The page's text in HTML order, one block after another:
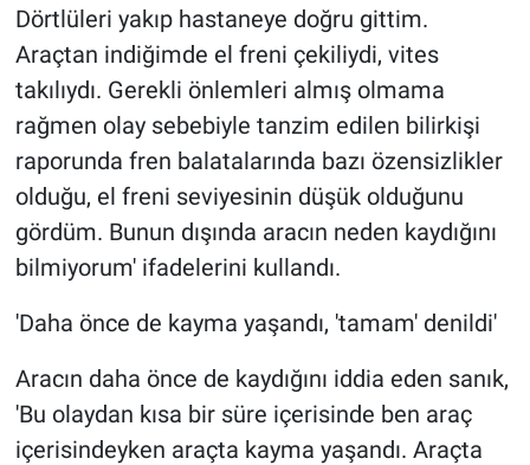
Dörtlüleri yakıp hastaneye doğru gittim.
Araçtan indiğimde el freni çekiliydi, vites
takılıydı. Gerekli önlemleri almış olmama
rağmen olay sebebiyle tanzim edilen bilirkişi
raporunda fren balatalarında bazı özensizlikler
olduğu, el freni seviyesinin düşük olduğunu
gördüm. Bunun dışında aracın neden kaydığını
bilmiyorum' ifadelerini kullandı.
'Daha önce de kayma yaşandı, 'tamam' denildi'
Aracın daha önce de kaydığını iddia eden sanık,
'Bu olaydan kısa bir süre içerisinde ben araç
içerisindeyken araçta kayma yaşandı. Araçta